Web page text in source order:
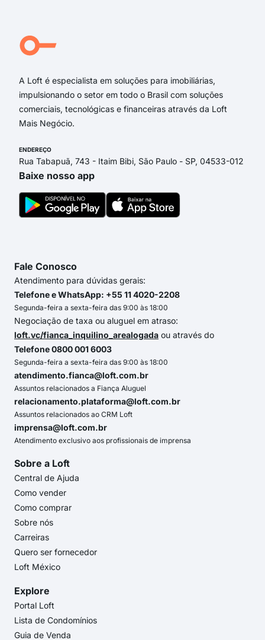
Rua Saldanha Marinho
Travessa Castelo Branco
A Loft é especialista em soluções para imobiliárias,
impulsionando o setor em todo o Brasil com soluções
comerciais, tecnológicas e financeiras através da Loft
Mais Negócio.
ENDEREÇO
Rua Tabapuã, 743 - Itaim Bibi, São Paulo - SP, 04533-012
Baixe nosso app
Fale Conosco
Atendimento para dúvidas gerais:
Telefone e WhatsApp: +55 11 4020-2208
Segunda-feira a sexta-feira das 9:00 às 18:00
Negociação de taxa ou aluguel em atraso:
loft.vc/fianca_inquilino_arealogada ou através do
Telefone 0800 001 6003
Segunda-feira a sexta-feira das 9:00 às 18:00
atendimento.fianca@loft.com.br
Assuntos relacionados a Fiança Aluguel
relacionamento.plataforma@loft.com.br
Assuntos relacionados ao CRM Loft
imprensa@loft.com.br
Atendimento exclusivo aos profissionais de imprensa
Sobre a Loft
Central de Ajuda
Como vender
Como comprar
Sobre nós
Carreiras
Quero ser fornecedor
Loft México
Explore
Portal Loft
Lista de Condomínios
Guia de Venda